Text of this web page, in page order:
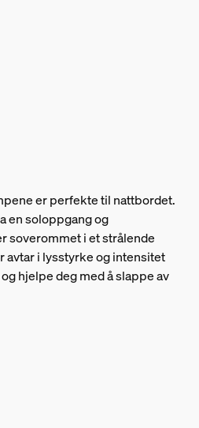
er perfekte til nattbordet.
en soloppgang og
soverommet i et strålende
avtar i lysstyrke og intensitet
hjelpe deg med å slappe av